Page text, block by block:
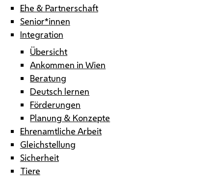
Ehe & Partnerschaft
Senior*innen
Integration
Übersicht
Ankommen in Wien
Beratung
Deutsch lernen
Förderungen
Planung & Konzepte
Ehrenamtliche Arbeit
Gleichstellung
Sicherheit
Tiere